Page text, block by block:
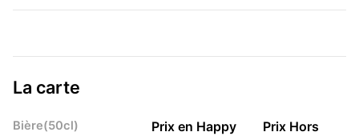
La carte
Bière(50cl)
Prix en Happy
Prix Hors